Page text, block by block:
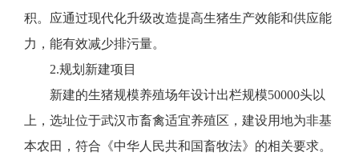
积。应通过现代化升级改造提高生猪生产效能和供应能
力，能有效减少排污量。
2.规划新建项目
新建的生猪规模养殖场年设计出栏规模50000头以
上，选址位于武汉市畜禽适宜养殖区，建设用地为非基
本农田，符合《中华人民共和国畜牧法》的相关要求。